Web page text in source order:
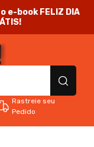
e-book FELIZ DIA
Rastreie seu
Pedido